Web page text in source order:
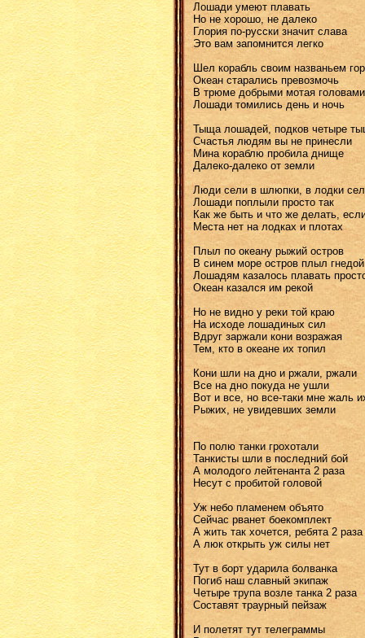
Лошади умеют плавать
Но не хорошо, не далеко
Глория по-русски значит слава
Это вам запомнится легко
Шел корабль своим названьем
Океан старались превозмочь
В трюме добрыми мотая головами
Лошади томились день и ночь
Тыща лошадей, подков четыре
Счастья людям вы не принесли
Мина кораблю пробила днище
Далеко-далеко от земли
Люди сели в шлюпки, в лодки
Лошади поплыли просто так
Как же быть и что же делать,
Места нет на лодках и плотах
Плыл по океану рыжий остров
В синем море остров плыл гнедой
Лошадям казалось плавать
Океан казался им рекой
Но не видно у реки той краю
На исходе лошадиных сил
Вдруг заржали кони возражая
Тем, кто в океане их топил
Кони шли на дно и ржали, ржали
Все на дно покуда не ушли
Вот и все, но все-таки мне жаль
Рыжих, не увидевших земли
По полю танки грохотали
Танкисты шли в последний бой
А молодого лейтенанта 2 раза
Несут с пробитой головой
Уж небо пламенем объято
Сейчас рванет боекомплект
А жить так хочется, ребята 2 раза
А люк открыть уж силы нет
Тут в борт ударила болванка
Погиб наш славный экипаж
Четыре трупа возле танка 2 раза
Составят траурный пейзаж
И полетят тут телеграммы